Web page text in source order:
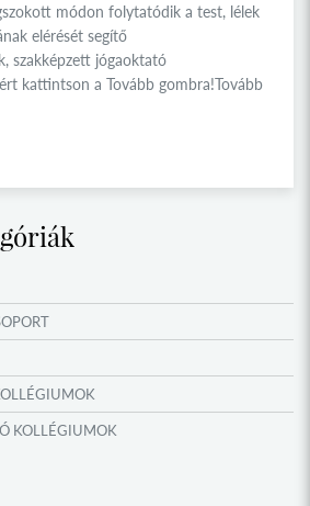
módon folytatódik a test, lélek
elérését segítő
szakképzett jógaoktató
kattintson a Tovább gombra!Tovább
KOLLÉGIUMOK